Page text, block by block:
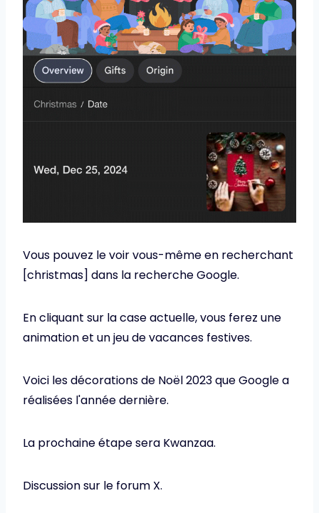
Vous pouvez le voir vous-même en recherchant
[christmas] dans la recherche Google.
En cliquant sur la case actuelle, vous ferez une
animation et un jeu de vacances festives.
Voici les décorations de Noël 2023 que Google a
réalisées l'année dernière.
La prochaine étape sera Kwanzaa.
Discussion sur le forum X.